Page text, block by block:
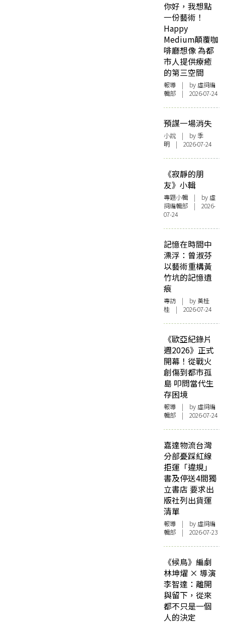
你好，我想點
一份藝術！
Happy
Medium顛覆咖
啡廳想像 為都
市人提供療癒
的第三空間
報導 | by 虛詞編
輯部 | 2026-07-24
預謀一場消失
小說 | by 季
明 | 2026-07-24
《寂靜的朋
友》小輯
專題小輯 | by 虛
詞編輯部 | 2026-
07-24
記憶在時間中
漂浮：曾淑芬
以藝術重構黃
竹坑的記憶遺
痕
專訪 | by 黃桂
桂 | 2026-07-24
《歐亞紀錄片
週2026》正式
開幕！從戰火
創傷到都市孤
島 叩問當代生
存困境
報導 | by 虛詞編
輯部 | 2026-07-24
嘉達物流台灣
分部憂踩紅線
拒運「違規」
書及停送4間獨
立書店 要求出
版社列出貨運
清單
報導 | by 虛詞編
輯部 | 2026-07-23
《候鳥》編劇
林坤燿 × 導演
李智達：離開
與留下，從來
都不只是一個
人的決定